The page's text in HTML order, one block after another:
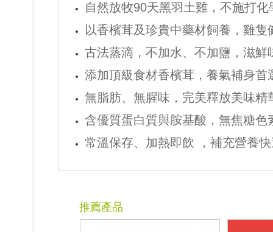
自然放牧90天黑羽土雞，不施打化
以香檳茸及珍貴中藥材飼養，雞隻
古法蒸滴，不加水、不加鹽，滋鮮
添加頂級食材香檳茸，養氣補身首
無脂肪、無腥味，完美釋放美味精
含優質蛋白質與胺基酸，無焦糖色
常溫保存、加熱即飲 ，補充營養
推薦產品